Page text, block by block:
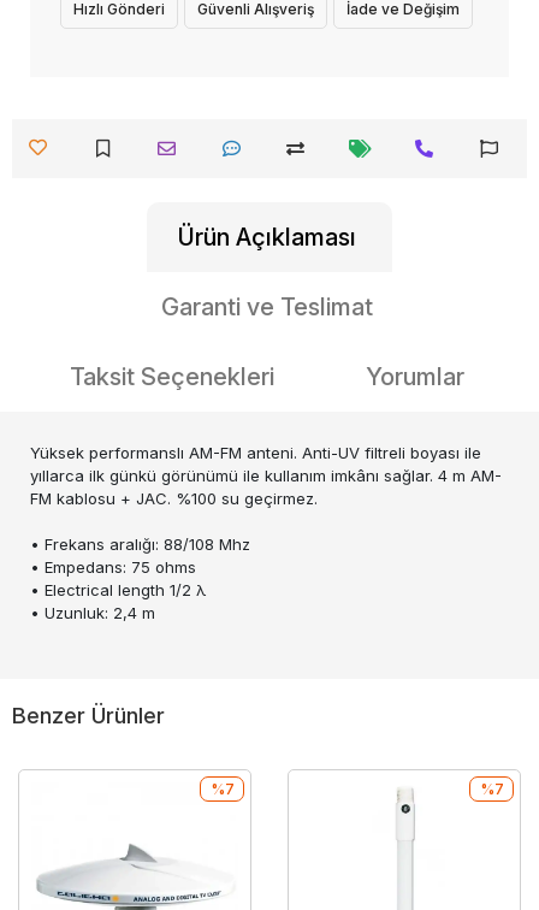
Hızlı Gönderi Güvenli Alışveriş İade ve Değişim
Ürün Açıklaması
Garanti ve Teslimat
Taksit Seçenekleri Yorumlar
Yüksek performanslı AM-FM anteni. Anti-UV filtreli boyası ile
yıllarca ilk günkü görünümü ile kullanım imkânı sağlar. 4 m AM-
FM kablosu + JAC. %100 su geçirmez.
• Frekans aralığı: 88/108 Mhz
• Empedans: 75 ohms
• Electrical length 1/2 λ
• Uzunluk: 2,4 m
Benzer Ürünler
%7 %7